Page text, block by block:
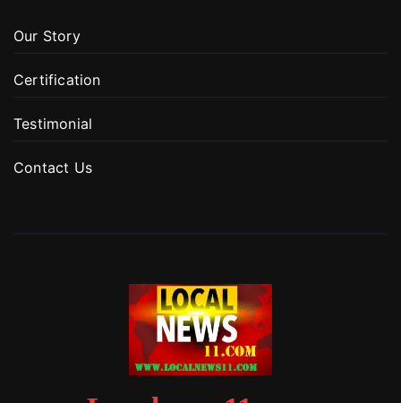
Our Story
Certification
Testimonial
Contact Us